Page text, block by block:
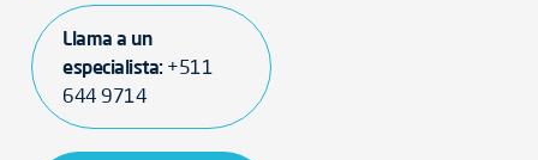
Llama a un
especialista: +511
644 9714